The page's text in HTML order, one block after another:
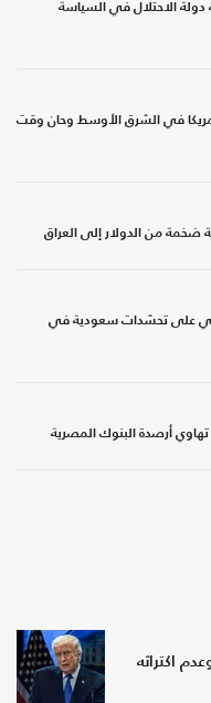
دولة الاحتلال في السياسة
في الشرق الأوسط وحان وقت
ضخمة من الدولار إلى العراق
على تحشدات سعودية في
أرصدة البنوك المصرية
اكتراثه